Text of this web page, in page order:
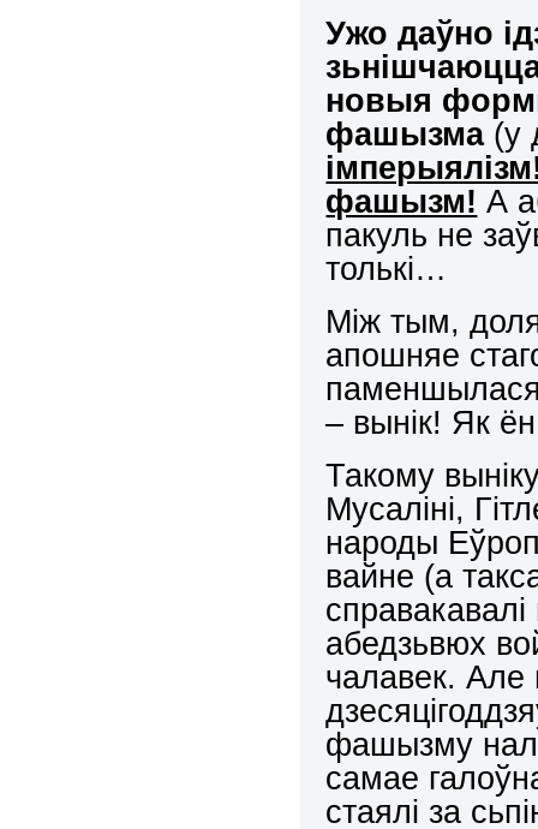
Ужо даўно
новыя
фашызма (у
фашызм! А
пакуль не
толькі…
Між тым,
апошняе
– вынік! Як
Такому
Мусаліні,
народы
вайне (а
абедзьвюх
чалавек. Але
фашызму
самае
стаялі за